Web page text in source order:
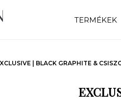
TERMÉKEK
| BLACK GRAPHITE &